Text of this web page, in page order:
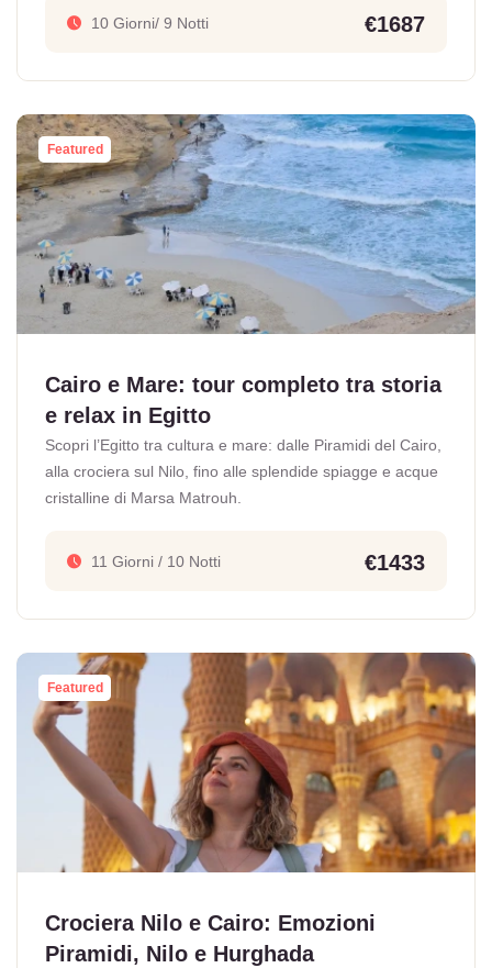
10 Giorni/ 9 Notti €1687
Featured
Cairo e Mare: tour completo tra storia
e relax in Egitto
Scopri l’Egitto tra cultura e mare: dalle Piramidi del Cairo,
alla crociera sul Nilo, fino alle splendide spiagge e acque
cristalline di Marsa Matrouh.
11 Giorni / 10 Notti €1433
Featured
Crociera Nilo e Cairo: Emozioni
Piramidi, Nilo e Hurghada